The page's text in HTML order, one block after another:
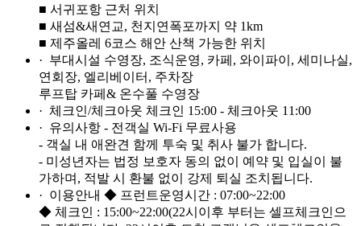
■ 서귀포항 근처 위치
■ 새섬&새연교, 천지연폭포까지 약 1km
■ 제주올레 6코스 해안 산책 가능한 위치
· 부대시설 수영장, 조식운영, 카페, 와이파이, 세미나실,
연회장, 엘리베이터, 주차장
루프탑 카페& 온수풀 수영장
· 체크인/체크아웃 체크인 15:00 - 체크아웃 11:00
· 유의사항 - 전객실 Wi-Fi 무료사용
- 객실 내 애완견 함께 투숙 및 취사 불가 합니다.
- 미성년자는 법정 보호자 동의 없이 예약 및 입실이 불
가하며, 적발 시 환불 없이 강제 퇴실 조치됩니다.
· 이용안내 ◆ 프런트운영시간 : 07:00~22:00
◆ 체크인 : 15:00~22:00(22시이후 부터는 셀프체크인으